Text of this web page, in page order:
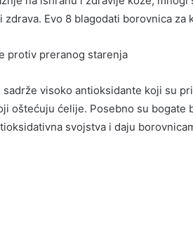
zdrava. Evo 8 blagodati borovnica
protiv preranog starenja
sadrže visoko antioksidante koji su
oštećuju ćelije. Posebno su
svojstva i daju